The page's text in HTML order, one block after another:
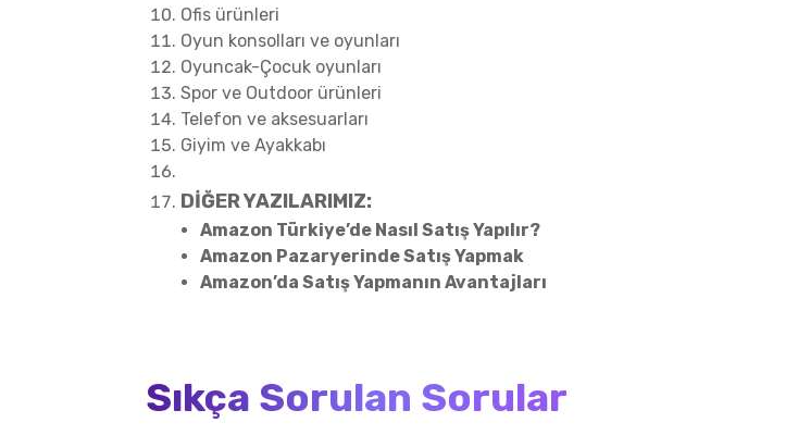
Ofis ürünleri
Oyun konsolları ve oyunları
Oyuncak-Çocuk oyunları
Spor ve Outdoor ürünleri
Telefon ve aksesuarları
Giyim ve Ayakkabı
DİĞER YAZILARIMIZ:
Amazon Türkiye’de Nasıl Satış Yapılır?
Amazon Pazaryerinde Satış Yapmak
Amazon’da Satış Yapmanın Avantajları
Sıkça Sorulan Sorular